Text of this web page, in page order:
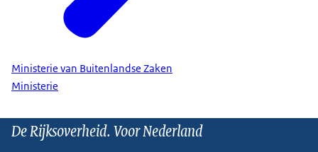
Ministerie van Buitenlandse Zaken
Ministerie
De Rijksoverheid. Voor Nederland